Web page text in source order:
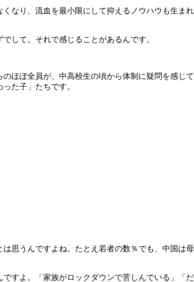
なり、流血を最小限にして抑えるノウハウも生ま
して。それで感じることがあるんです。
ほぼ全員が、中高校生の頃から体制に疑問を感じ
た子」たちです。
思うんですよね。たとえ若者の数％でも、中国は
すよ。「家族がロックダウンで苦しんでいる」「